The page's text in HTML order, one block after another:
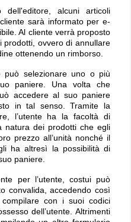
dell'editore, alcuni articoli
sarà informato per e-
Al cliente verrà proposto
prodotti, ovvero di annullare
ottenendo un rimborso.
può selezionare uno o più
paniere. Una volta che
accedere al suo paniere
in tal senso. Tramite la
l’utente ha la facoltà di
natura dei prodotti che egli
prezzo all’unità nonché il
ha altresì la possibilità di
paniere.
per l’utente, costui può
convalida, accedendo così
con i suoi codici
dell’utente. Altrimenti